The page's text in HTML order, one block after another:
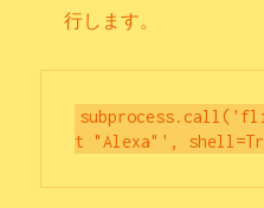
行します。